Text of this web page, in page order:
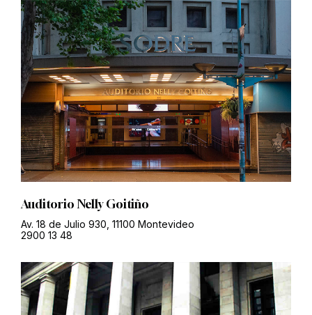
Auditorio Nelly Goitiño
Av. 18 de Julio 930, 11100 Montevideo
2900 13 48